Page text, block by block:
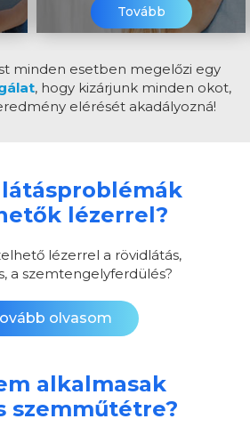
Tovább
minden esetben megelőzi egy
, hogy kizárjunk minden okot,
elérését akadályozná!
lézerrel?
lézerrel a rövidlátás,
a szemtengelyferdülés?
olvasom
alkalmasak
szemműtétre?